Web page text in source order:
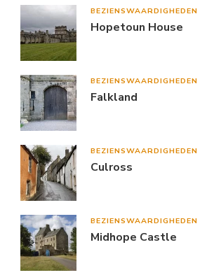
BEZIENSWAARDIGHEDEN
Hopetoun House
BEZIENSWAARDIGHEDEN
Falkland
BEZIENSWAARDIGHEDEN
Culross
BEZIENSWAARDIGHEDEN
Midhope Castle